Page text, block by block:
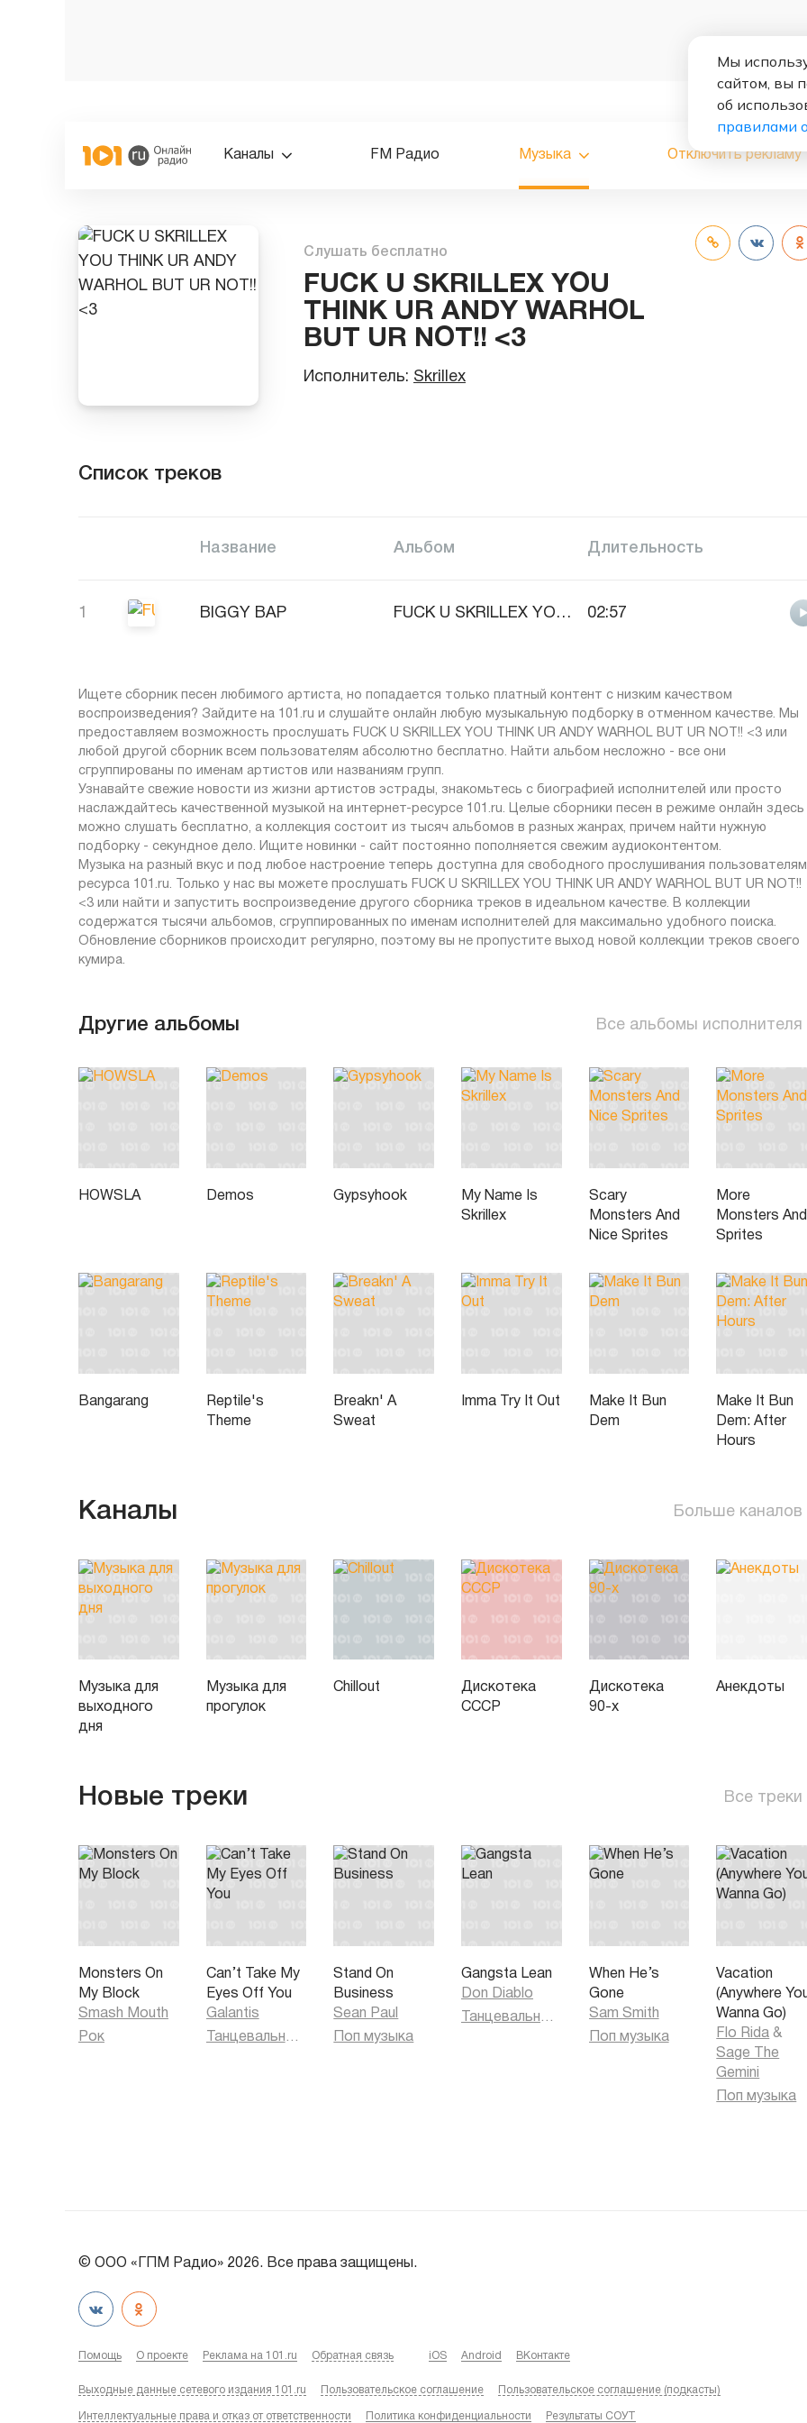
Каналы FM Радио Музыка Отключить рекламу
Слушать бесплатно
FUCK U SKRILLEX YOU
THINK UR ANDY WARHOL
BUT UR NOT!! <3
Исполнитель: Skrillex
Список треков
Название Альбом Длительность
1 BIGGY BAP FUCK U SKRILLEX YOU THINK UR ANDY WARHOL BUT UR NOT!! <3 02:57
Ищете сборник песен любимого артиста, но попадается только платный контент с низким качеством
воспроизведения? Зайдите на 101.ru и слушайте онлайн любую музыкальную подборку в отменном качестве. Мы
предоставляем возможность прослушать FUCK U SKRILLEX YOU THINK UR ANDY WARHOL BUT UR NOT!! <3 или
любой другой сборник всем пользователям абсолютно бесплатно. Найти альбом несложно - все они
сгруппированы по именам артистов или названиям групп.
Узнавайте свежие новости из жизни артистов эстрады, знакомьтесь с биографией исполнителей или просто
наслаждайтесь качественной музыкой на интернет-ресурсе 101.ru. Целые сборники песен в режиме онлайн здесь
можно слушать бесплатно, а коллекция состоит из тысяч альбомов в разных жанрах, причем найти нужную
подборку - секундное дело. Ищите новинки - сайт постоянно пополняется свежим аудиоконтентом.
Музыка на разный вкус и под любое настроение теперь доступна для свободного прослушивания пользователям
ресурса 101.ru. Только у нас вы можете прослушать FUCK U SKRILLEX YOU THINK UR ANDY WARHOL BUT UR NOT!!
<3 или найти и запустить воспроизведение другого сборника треков в идеальном качестве. В коллекции
содержатся тысячи альбомов, сгруппированных по именам исполнителей для максимально удобного поиска.
Обновление сборников происходит регулярно, поэтому вы не пропустите выход новой коллекции треков своего
кумира.
Другие альбомы Все альбомы исполнителя
HOWSLA Demos Gypsyhook
My Name Is
Skrillex
Scary
Monsters And
Nice Sprites
More
Monsters And
Sprites
Bangarang
Reptile's
Theme
Breakn' A
Sweat
Imma Try It Out
Make It Bun
Dem
Make It Bun
Dem: After
Hours
Каналы Больше каналов
Музыка для
выходного
дня
Музыка для
прогулок
Chillout
Дискотека
СССР
Дискотека
90-х
Анекдоты
Новые треки Все треки
Monsters On
My Block
Smash Mouth
Рок
Can’t Take My
Eyes Off You
Galantis
Танцевальная музыка
Stand On
Business
Sean Paul
Поп музыка
Gangsta Lean
Don Diablo
Танцевальная музыка
When He’s
Gone
Sam Smith
Поп музыка
Vacation
(Anywhere
Wanna Go)
Flo Rida &
Sage The
Gemini
Поп музыка
© ООО «ГПМ Радио» 2026. Все права защищены.
Помощь О проекте Реклама на 101.ru Обратная связь iOS Android ВКонтакте
Выходные данные сетевого издания 101.ru Пользовательское соглашение Пользовательское соглашение (подкасты)
Интеллектуальные права и отказ от ответственности Политика конфиденциальности Результаты СОУТ
Мы
сайтом, вы
об
правилами